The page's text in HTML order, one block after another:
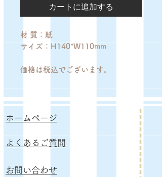
カートに追加する
材 質：紙
サイズ：H140*W110mm
価格は税込でございます。
ホームページ
よくあるご質問
お問い合わせ